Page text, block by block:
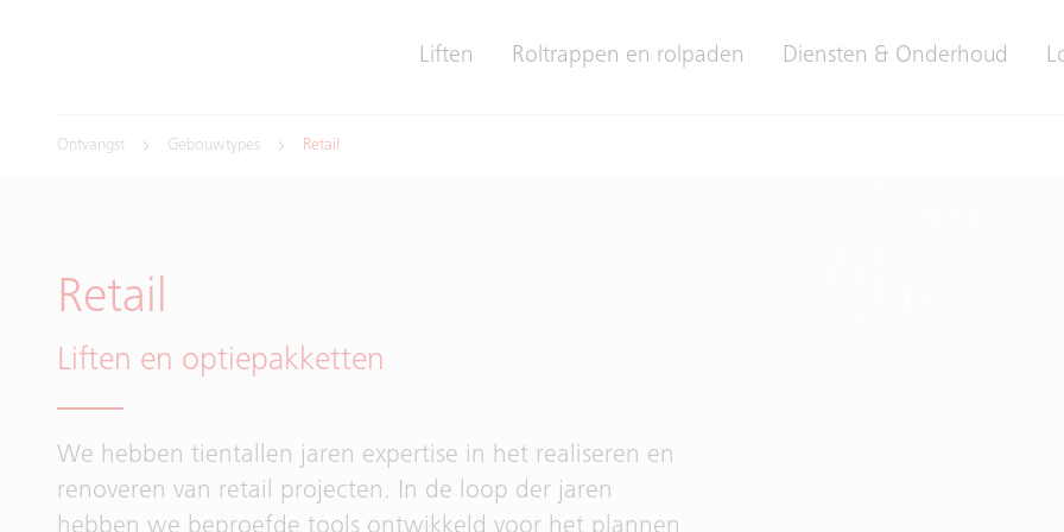
Liften Roltrappen en rolpaden Diensten & Onderhoud
Ontvangst Gebouwtypes Retail
Retail
Liften en optiepakketten
We hebben tientallen jaren expertise in het realiseren en
renoveren van retail projecten. In de loop der jaren